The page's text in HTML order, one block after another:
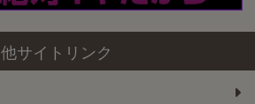
他サイトリンク